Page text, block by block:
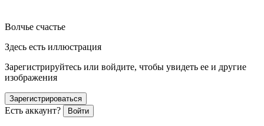
Волчье счастье
Здесь есть иллюстрация
Зарегистрируйтесь или войдите, чтобы увидеть ее и другие
изображения
Зарегистрироваться
Есть аккаунт? Войти